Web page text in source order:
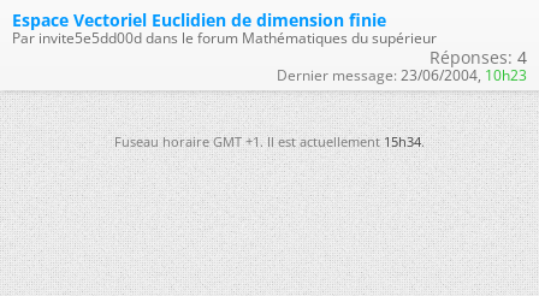
Espace Vectoriel Euclidien de dimension finie
Par invite5e5dd00d dans le forum Mathématiques du supérieur
Réponses: 4
Dernier message: 23/06/2004, 10h23
Fuseau horaire GMT +1. Il est actuellement15h34.